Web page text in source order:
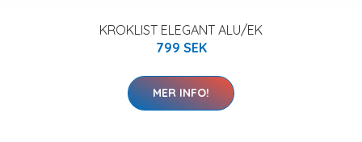
KROKLIST ELEGANT ALU/EK
799 SEK
MER INFO!